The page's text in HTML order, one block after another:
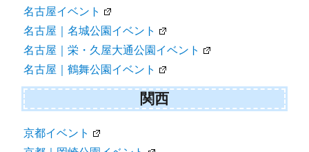
名古屋イベント
名古屋｜名城公園イベント
名古屋｜栄・久屋大通公園イベント
名古屋｜鶴舞公園イベント
関西
京都イベント